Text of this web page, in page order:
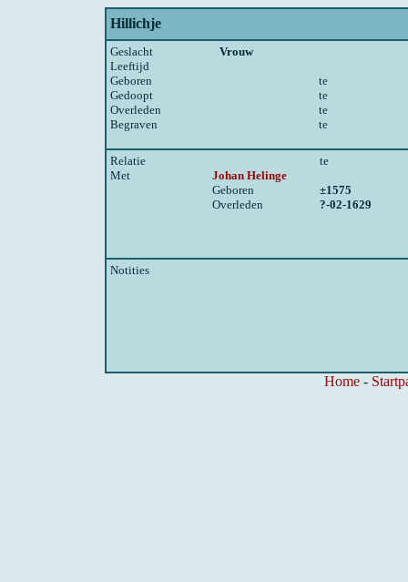
Hillichje
Geslacht
Vrouw
Leeftijd
Geboren
te
Gedoopt
te
Overleden
te
Begraven
te
Relatie
te
Met
Johan Helinge
Geboren
±1575
Overleden
?-02-1629
Notities
Home-